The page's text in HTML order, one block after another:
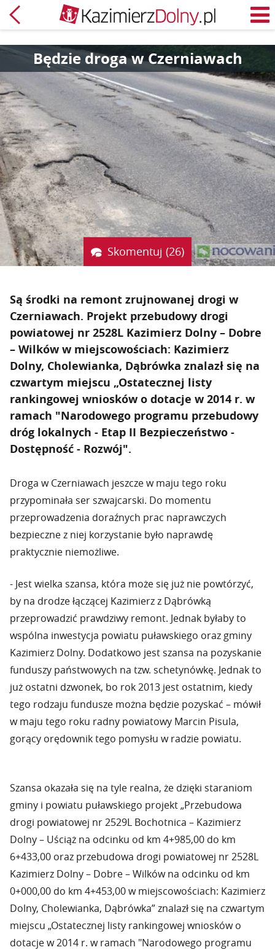
Powrót
Będzie droga w Czerniawach
Skomentuj (26)
Są środki na remont zrujnowanej drogi w
Czerniawach. Projekt przebudowy drogi
powiatowej nr 2528L Kazimierz Dolny – Dobre
– Wilków w miejscowościach: Kazimierz
Dolny, Cholewianka, Dąbrówka znalazł się na
czwartym miejscu „Ostatecznej listy
rankingowej wniosków o dotacje w 2014 r. w
ramach "Narodowego programu przebudowy
dróg lokalnych - Etap II Bezpieczeństwo -
Dostępność - Rozwój".
Droga w Czerniawach jeszcze w maju tego roku
przypominała ser szwajcarski. Do momentu
przeprowadzenia doraźnych prac naprawczych
bezpieczne z niej korzystanie było naprawdę
praktycznie niemożliwe.
- Jest wielka szansa, która może się już nie powtórzyć,
by na drodze łączącej Kazimierz z Dąbrówką
przeprowadzić prawdziwy remont. Jednak byłaby to
wspólna inwestycja powiatu puławskiego oraz gminy
Kazimierz Dolny. Dodatkowo jest szansa na pozyskanie
funduszy państwowych na tzw. schetynówkę. Jednak to
już ostatni dzwonek, bo rok 2013 jest ostatnim, kiedy
tego rodzaju fundusze można będzie pozyskać – mówił
w maju tego roku radny powiatowy Marcin Pisula,
gorący orędownik tego pomysłu w radzie powiatu.
Szansa okazała się na tyle realna, że dzięki staraniom
gminy i powiatu puławskiego projekt „Przebudowa
drogi powiatowej nr 2529L Bochotnica – Kazimierz
Dolny – Uściąż na odcinku od km 4+985,00 do km
6+433,00 oraz przebudowa drogi powiatowej nr 2528L
Kazimierz Dolny – Dobre – Wilków na odcinku od km
0+000,00 do km 4+453,00 w miejscowościach: Kazimierz
Dolny, Cholewianka, Dąbrówka” znalazł się na czwartym
miejscu „Ostatecznej listy rankingowej wniosków o
dotacje w 2014 r. w ramach "Narodowego programu